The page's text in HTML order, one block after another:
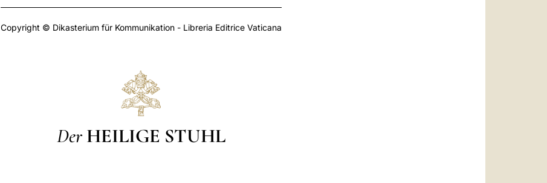
Copyright © Dikasterium für Kommunikation - Libreria Editrice Vaticana
Der HEILIGE STUHL